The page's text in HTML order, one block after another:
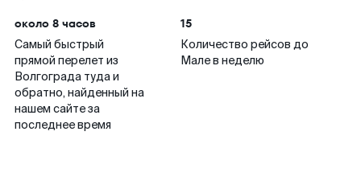
около 8 часов
Самый быстрый
прямой перелет из
Волгограда туда и
обратно, найденный на
нашем сайте за
последнее время
15
Количество рейсов до
Мале в неделю